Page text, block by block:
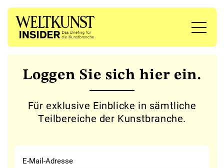
Loggen Sie sich hier ein.
Für exklusive Einblicke in sämtliche
Teilbereiche der Kunstbranche.
E-Mail-Adresse